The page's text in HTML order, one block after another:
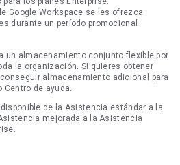
Google Workspace se les ofrezca
durante un período promocional
un almacenamiento conjunto flexible por
la organización. Si quieres obtener
almacenamiento adicional para
de ayuda.
de la Asistencia estándar a la
mejorada a la Asistencia